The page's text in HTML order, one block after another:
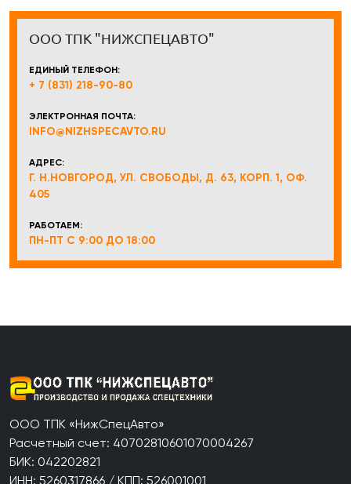
ООО ТПК "НИЖСПЕЦАВТО"
ЕДИНЫЙ ТЕЛЕФОН:
+ 7 (831) 218-90-80
ЭЛЕКТРОННАЯ ПОЧТА:
INFO@NIZHSPECAVTO.RU
АДРЕС:
Г. Н.НОВГОРОД, УЛ. СВОБОДЫ, Д. 63, КОРП. 1, ОФ.
405
РАБОТАЕМ:
ПН-ПТ С 9:00 ДО 18:00
ООО ТПК «НижСпецАвто»
Расчетный счет: 40702810601070004267
БИК: 042202821
ИНН: 5260317866 / КПП: 526001001